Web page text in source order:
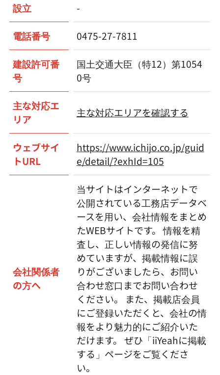
設立 -
電話番号 0475-27-7811
建設許可番
号
国土交通大臣（特12）第1054
0号
主な対応エ
リア
主な対応エリアを確認する
ウェブサイ
トURL
https://www.ichijo.co.jp/guid
e/detail/?exhId=105
会社関係者
の方へ
当サイトはインターネットで
公開されている工務店データベ
ースを用い、会社情報をまとめ
たWEBサイトです。 情報を精
査し、正しい情報の発信に努
めていますが、掲載情報に誤
りがございましたら、お問い
合わせ窓口までお問い合わせ
ください。 また、掲載店会員
にご登録いただくと、会社の情
報をより魅力的にご紹介いた
だけます。 ぜひ「iiYeahに掲載
する」ページをご覧くださ
い。